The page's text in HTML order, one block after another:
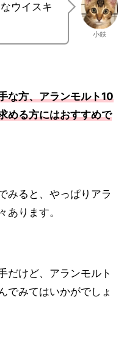
ウイスキ
小鉄
な方、アランモルト10
める方にはおすすめで
みると、やっぱりアラ
あります。
だけど、アランモルト
でみてはいかがでしょ